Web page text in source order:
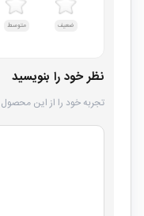
ضعیف متوسط
نظر خود را بنویسید
تجربه خود را از این محصول